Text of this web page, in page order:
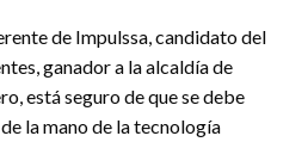
de Impulssa, candidato del
ganador a la alcaldía de
está seguro de que se debe
la mano de la tecnología